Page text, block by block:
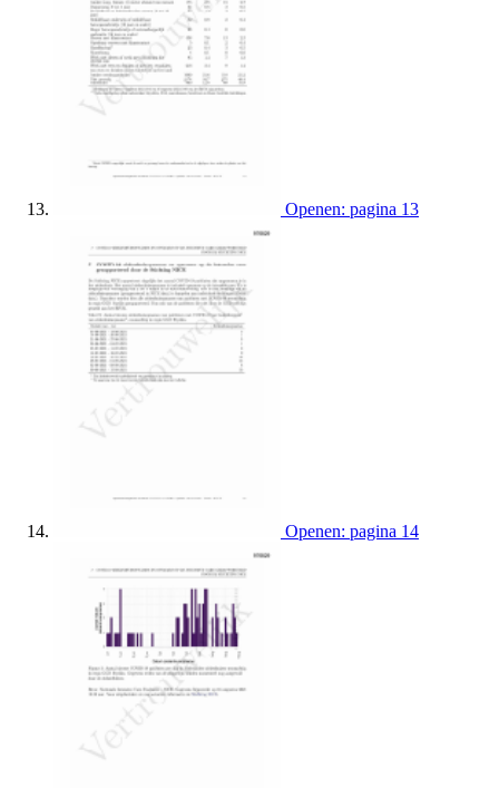
Openen: pagina 13
Openen: pagina 14